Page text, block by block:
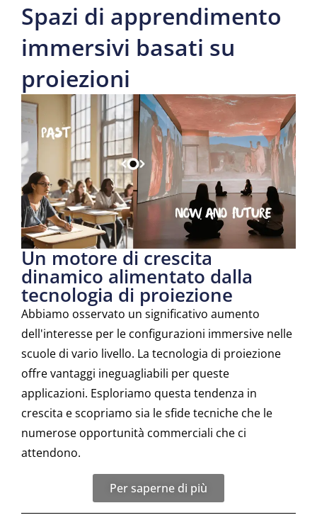
Spazi di apprendimento
immersivi basati su
proiezioni
Un motore di crescita
dinamico alimentato dalla
tecnologia di proiezione
Abbiamo osservato un significativo aumento
dell'interesse per le configurazioni immersive nelle
scuole di vario livello. La tecnologia di proiezione
offre vantaggi ineguagliabili per queste
applicazioni. Esploriamo questa tendenza in
crescita e scopriamo sia le sfide tecniche che le
numerose opportunità commerciali che ci
attendono.
Per saperne di più